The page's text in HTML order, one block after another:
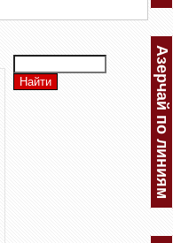
Азерчай по линиям